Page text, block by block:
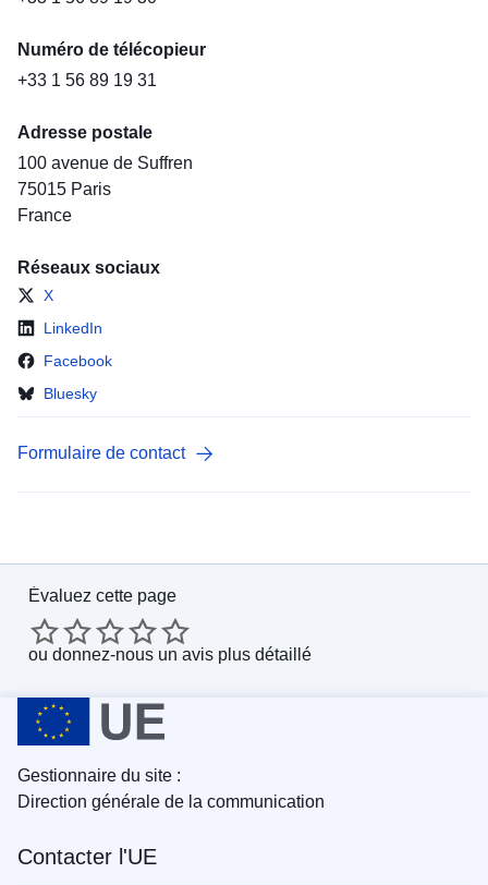
Numéro de télécopieur
+33 1 56 89 19 31
Adresse postale
100 avenue de Suffren
75015 Paris
France
Réseaux sociaux
X
LinkedIn
Facebook
Bluesky
Formulaire de contact
Évaluez cette page
ou donnez-nous un avis plus détaillé
Gestionnaire du site :
Direction générale de la communication
Contacter l'UE